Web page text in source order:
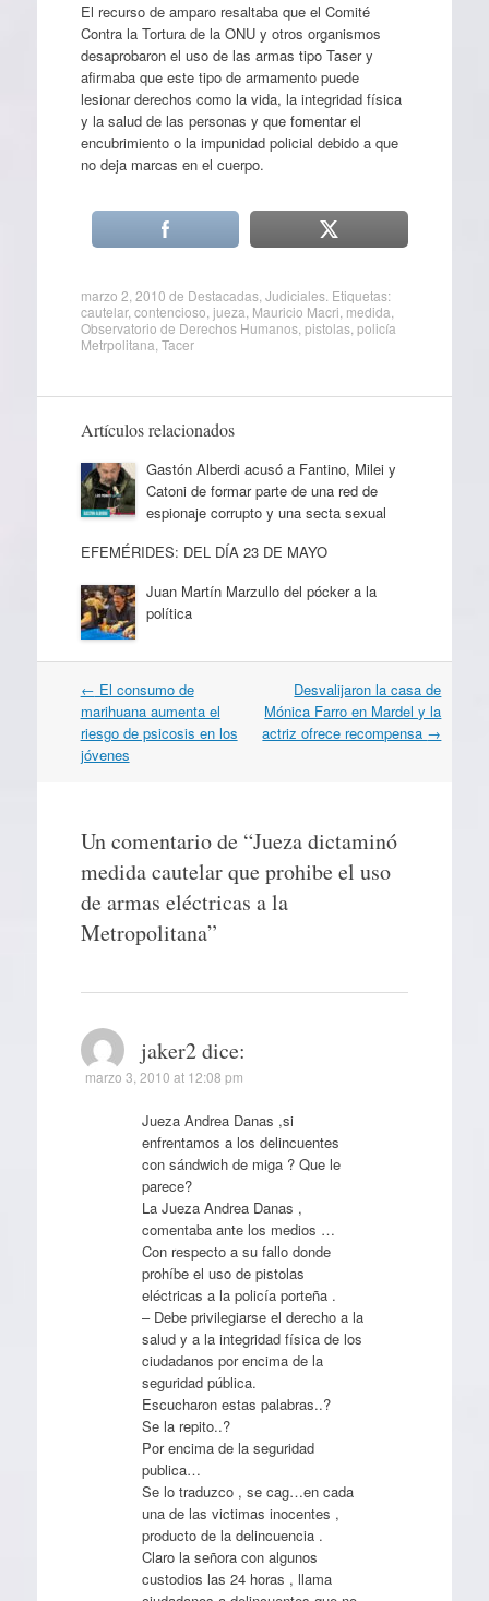
El recurso de amparo resaltaba que el Comité
Contra la Tortura de la ONU y otros organismos
desaprobaron el uso de las armas tipo Taser y
afirmaba que este tipo de armamento puede
lesionar derechos como la vida, la integridad física
y la salud de las personas y que fomentar el
encubrimiento o la impunidad policial debido a que
no deja marcas en el cuerpo.
marzo 2, 2010 de Destacadas, Judiciales. Etiquetas:
cautelar, contencioso jueza Mauricio Macri medida
Observatorio de Derechos Humanos, pistolas, policía
Metrpolitana Tacer
Artículos relacionados
Gastón Alberdi acusó a Fantino, Milei y
Catoni de formar parte de una red de
espionaje corrupto y una secta sexual
EFEMÉRIDES: DEL DÍA 23 DE MAYO
Juan Martín Marzullo del pócker a la
política
Navegación
por
artículos
← El consumo de
marihuana aumenta el
riesgo de psicosis en los
jóvenes
Desvalijaron la casa de
Mónica Farro en Mardel y la
actriz ofrece recompensa →
Un comentario de “Jueza dictaminó
medida cautelar que prohibe el uso
de armas eléctricas a la
Metropolitana”
jaker2 dice:
marzo 3, 2010 at 12:08 pm
Jueza Andrea Danas ,si
enfrentamos a los delincuentes
con sándwich de miga ? Que le
parece?
La Jueza Andrea Danas ,
comentaba ante los medios …
Con respecto a su fallo donde
prohíbe el uso de pistolas
eléctricas a la policía porteña .
– Debe privilegiarse el derecho a la
salud y a la integridad física de los
ciudadanos por encima de la
seguridad pública.
Escucharon estas palabras..?
Se la repito..?
Por encima de la seguridad
publica…
Se lo traduzco , se cag…en cada
una de las victimas inocentes ,
producto de la delincuencia .
Claro la señora con algunos
custodios las 24 horas , llama